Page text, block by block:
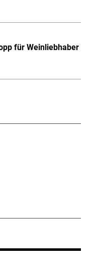
für Weinliebhaber